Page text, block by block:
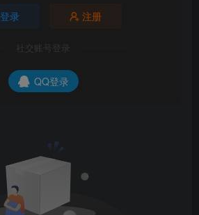
登录 注册
社交账号登录
QQ登录